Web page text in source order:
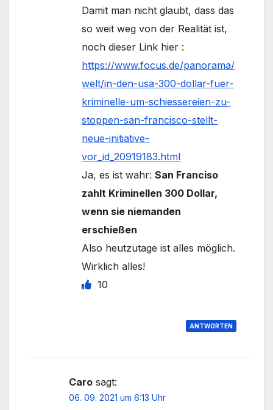
Damit man nicht glaubt, dass das
so weit weg von der Realität ist,
noch dieser Link hier :
https://www.focus.de/panorama/
welt/in-den-usa-300-dollar-fuer-
kriminelle-um-schiessereien-zu-
stoppen-san-francisco-stellt-
neue-initiative-
vor_id_20919183.html
Ja, es ist wahr:San Franciso
zahlt Kriminellen 300 Dollar,
wenn sie niemanden
erschießen
Also heutzutage ist alles möglich.
Wirklich alles!
10
ANTWORTEN
Caro sagt:
06. 09. 2021 um 6:13 Uhr